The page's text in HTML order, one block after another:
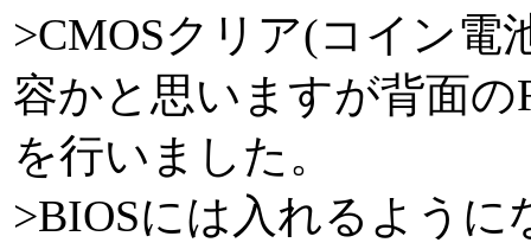
>CMOSクリア(コイン電
容かと思いますが背面の
を行いました。
>BIOSには入れるよう